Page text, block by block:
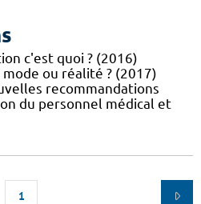
c'est quoi ? (2016)
ou réalité ? (2017)
recommandations
du personnel médical et
1